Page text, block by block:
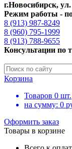
г.Новосибирск,
Режим работы - по
8 (913) 987-8249
8 (960) 795-1999
8 (913) 788-9655
Консультации по
Корзина
Товаров 0 шт.
на сумму: 0
Оформить заказ
Товары в корзине